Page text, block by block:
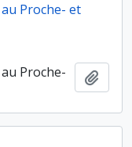
Proche- et
Proche-